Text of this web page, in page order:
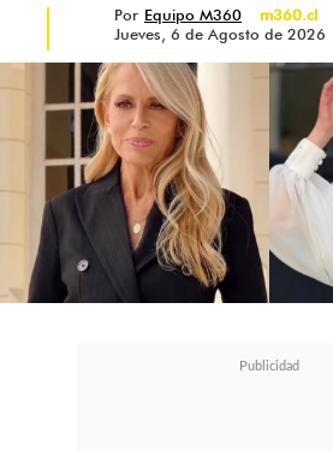
Por Equipo M360
m360.cl
Jueves, 6 de Agosto de 2026